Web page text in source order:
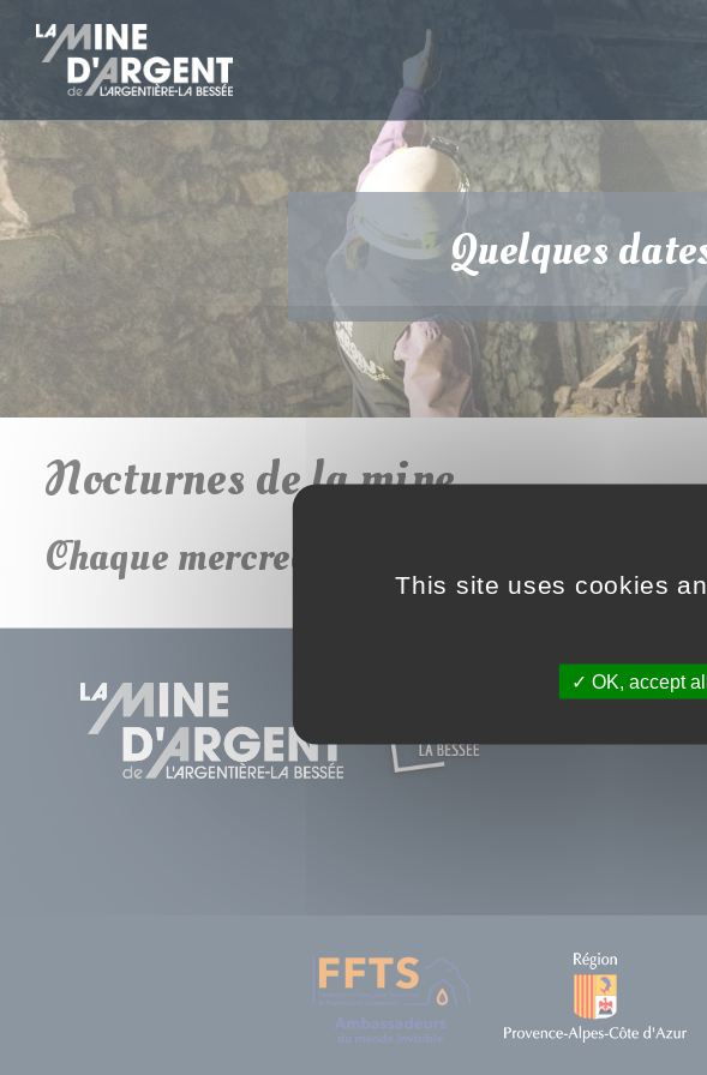
Quelques
Nocturnes de la mine
Chaque mercredi en juillet et août,
This site uses cookies
OK, accept all